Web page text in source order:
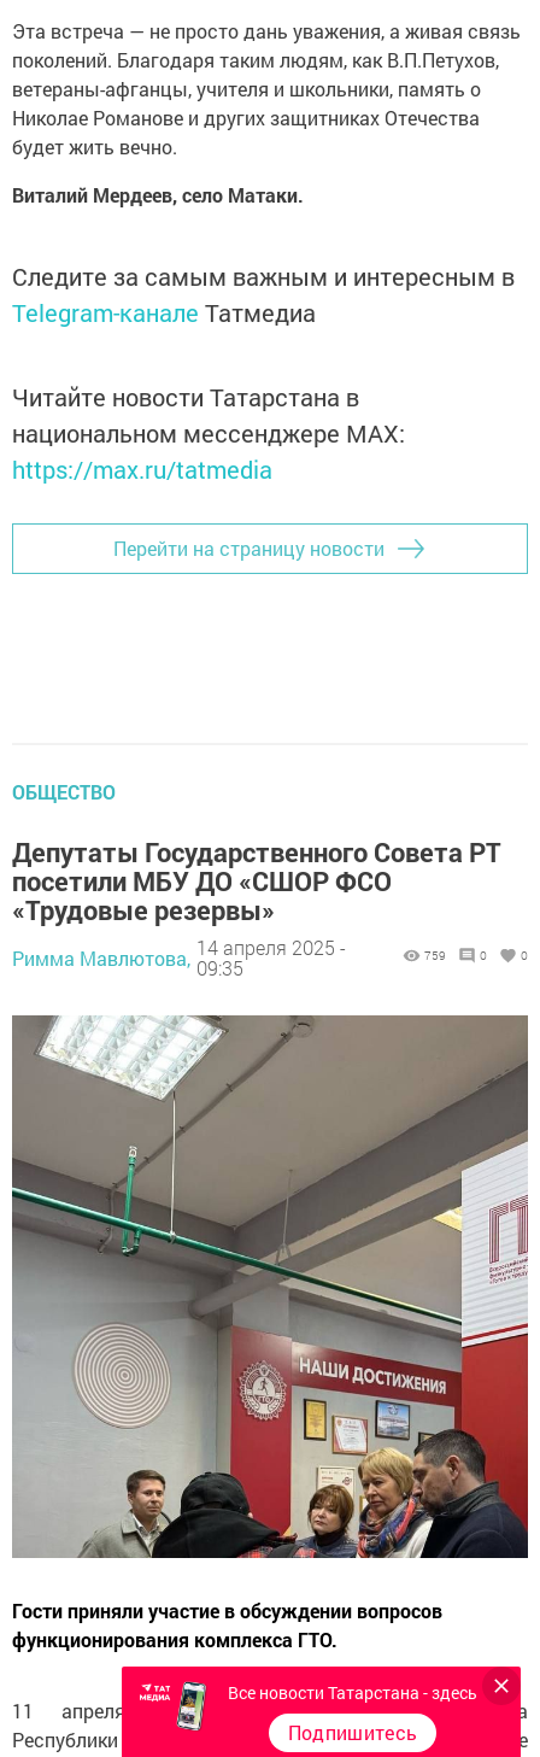
Эта встреча — не просто дань уважения, а живая связь
поколений. Благодаря таким людям, как В.П.Петухов,
ветераны-афганцы, учителя и школьники, память о
Николае Романове и других защитниках Отечества
будет жить вечно.
Виталий Мердеев, село Матаки.
Следите за самым важным и интересным в
Telegram-канале Татмедиа
Читайте новости Татарстана в
национальном мессенджере MАХ:
https://max.ru/tatmedia
Перейти на страницу новости
ОБЩЕСТВО
Депутаты Государственного Совета РТ
посетили МБУ ДО «СШОР ФСО
«Трудовые резервы»
Римма Мавлютова, 14 апреля 2025 -
09:35
759 0 0
Гости приняли участие в обсуждении вопросов
функционирования комплекса ГТО.
11 апреля депутаты Государственного Совета
Республики Татарстан седьмого созыва в составе
Все новости Татарстана - здесь
Подпишитесь